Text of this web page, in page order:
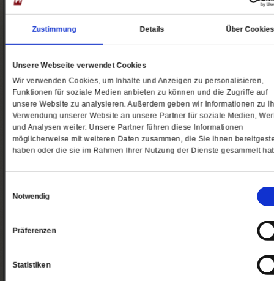
Zustimmung Details Über Cookies
Unsere Webseite verwendet Cookies
Wir verwenden Cookies, um Inhalte und Anzeigen zu personalisieren,
Funktionen für soziale Medien anbieten zu können und die Zugriffe auf
unsere Website zu analysieren. Außerdem geben wir Informationen zu
Verwendung unserer Website an unsere Partner für soziale Medien,
und Analysen weiter. Unsere Partner führen diese Informationen
möglicherweise mit weiteren Daten zusammen, die Sie ihnen
haben oder die sie im Rahmen Ihrer Nutzung der Dienste gesammelt
Notwendig
Präferenzen
Statistiken
Lassen Sie sich täglich inspirieren. Unser Spiritletter
die kleine geistliche Schriftlesung, die Tageslosung,
Weisheitsimpuls.
Um diesen Spiritletter an 365 Tagen zu
hat sich ein Team namhafter Autorinnen und Autoren
zusammengefunden, die spirituelle, weisheitlich und
mitunter poetische Texte beisteuern. Die Texte des
Spiritletters sind Ausdruck eines weltoffenen,
ökologischen und sozialen Geistes, einer Spiritualität
des Mitgefühls und der Besinnung.
Nutzen Sie diesen täglichen Service, den Sie
Morgen per Mail zu Ihnen und gibt Ihnen einen
, ich möchte den kostenlosen Spiritletter